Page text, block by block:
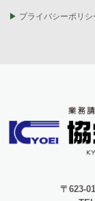
プライバシーポリシ
〒623-